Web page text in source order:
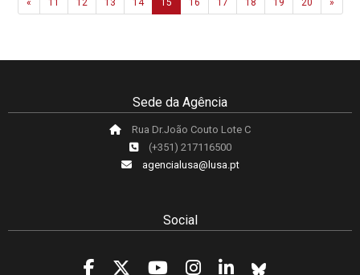
« 11 12 13 14 15 16 17 18 19 20 »
Sede da Agência
Rua Dr.João Couto Lote C
(+351) 217116500
agencialusa@lusa.pt
Social